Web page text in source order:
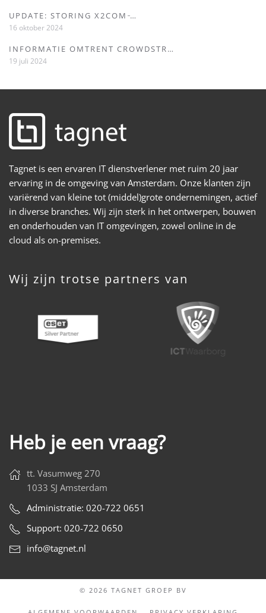
UPDATE: STORING X2COM ̵…
16 oktober 2024
INFORMATIE OMTRENT CROWDSTR…
19 juli 2024
Tagnet is een ervaren IT dienstverlener met ruim 20 jaar
ervaring in de omgeving van Amsterdam. Onze klanten zijn
variërend van kleine tot (middel)grote ondernemingen, actief
in diverse branches. Wij zijn sterk in het ontwerpen, bouwen
en onderhouden van IT omgevingen, zowel online in de
cloud als on-premises.
Wij zijn trotse partners van
Heb je een vraag?
tt. Vasumweg 270
1033 SJ Amsterdam
Administratie: 020-722 0651
Support: 020-722 0650
info@tagnet.nl
© 2026 TAGNET GROEP BV